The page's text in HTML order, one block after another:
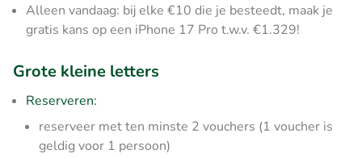
Alleen vandaag: bij elke €10 die je besteedt, maak je
gratis kans op een iPhone 17 Pro t.w.v. €1.329!
Grote kleine letters
Reserveren:
reserveer met ten minste 2 vouchers (1 voucher is
geldig voor 1 persoon)